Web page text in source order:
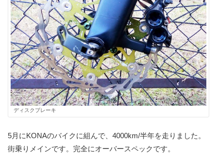
ディスクブレーキ
5月にKONAのバイクに組んで、4000km/半年を走りました。
街乗りメインです。完全にオーバースペックです。